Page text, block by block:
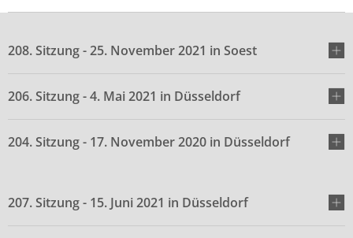
208. Sitzung - 25. November 2021 in Soest
206. Sitzung - 4. Mai 2021 in Düsseldorf
204. Sitzung - 17. November 2020 in Düsseldorf
207. Sitzung - 15. Juni 2021 in Düsseldorf